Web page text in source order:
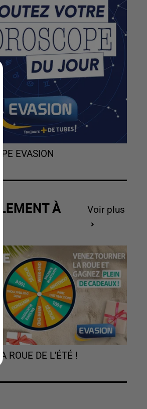
EVASION
À
Voir plus
ROUE DE L'ÉTÉ !